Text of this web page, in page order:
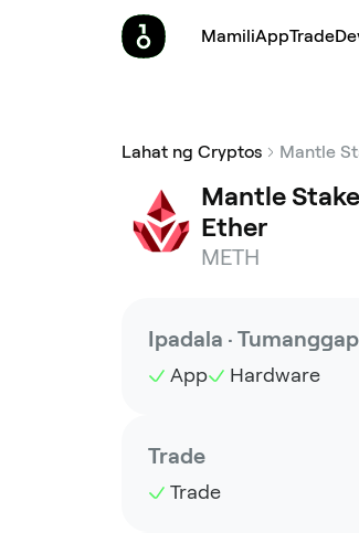
MamiliAppTrade
Lahat ng Cryptos Mantle
Mantle
Ether
METH
Ipadala · Tumanggap
App Hardware
Trade
Trade